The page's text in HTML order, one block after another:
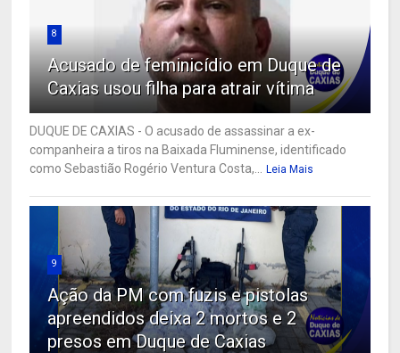
8
Acusado de feminicídio em Duque de
Caxias usou filha para atrair vítima
DUQUE DE CAXIAS - O acusado de assassinar a ex-
companheira a tiros na Baixada Fluminense, identificado
como Sebastião Rogério Ventura Costa,...
Leia Mais
9
Ação da PM com fuzis e pistolas
apreendidos deixa 2 mortos e 2
presos em Duque de Caxias